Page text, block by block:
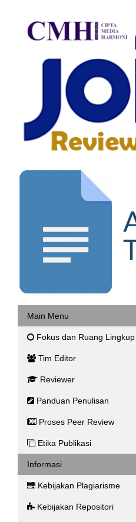
Main Menu
Fokus dan Ruang Lingkup
Tim Editor
Reviewer
Panduan Penulisan
Proses Peer Review
Etika Publikasi
Informasi
Kebijakan Plagiarisme
Kebijakan Repositori